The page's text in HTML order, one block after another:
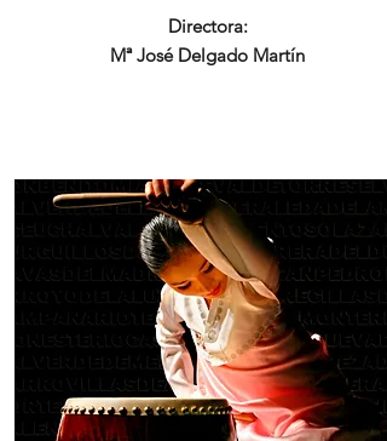
Directora:
Mª José Delgado Martín